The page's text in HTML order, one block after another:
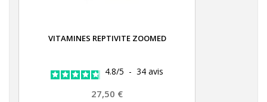
VITAMINES REPTIVITE ZOOMED
4.8/5 - 34 avis
Prix
27,50 €